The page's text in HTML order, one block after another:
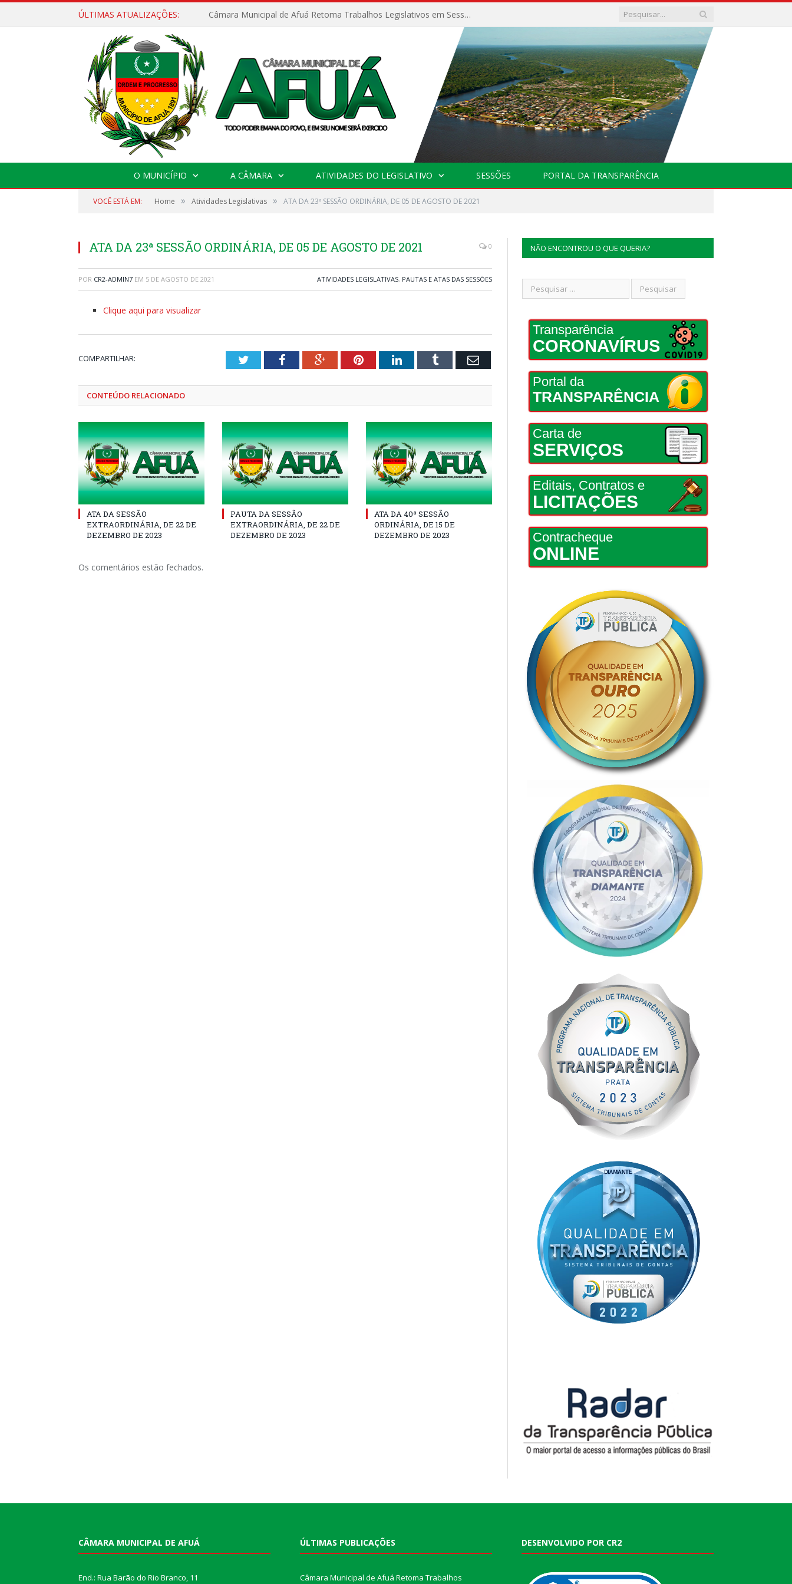
ÚLTIMAS ATUALIZAÇÕES: Câmara Municipal de Afuá Retoma Trabalhos Legislativos em Sessão Ordinária
O MUNICÍPIO A CÂMARA ATIVIDADES DO LEGISLATIVO SESSÕES PORTAL DA TRANSPARÊNCIA
VOCÊ ESTÁ EM: Home » Atividades Legislativas » ATA DA 23ª SESSÃO ORDINÁRIA, DE 05 DE AGOSTO DE 2021
ATA DA 23ª SESSÃO ORDINÁRIA, DE 05 DE AGOSTO DE 2021 0
POR CR2-ADMIN7 EM 5 DE AGOSTO DE 2021 ATIVIDADES LEGISLATIVAS, PAUTAS E ATAS DAS SESSÕES
Clique aqui para visualizar
COMPARTILHAR: TwitterFacebookGoogle+PinterestLinkedInTumblr Email
CONTEÚDO RELACIONADO
ATA DA SESSÃO
EXTRAORDINÁRIA, DE 22 DE
DEZEMBRO DE 2023
PAUTA DA SESSÃO
EXTRAORDINÁRIA, DE 22 DE
DEZEMBRO DE 2023
ATA DA 40ª SESSÃO
ORDINÁRIA, DE 15 DE
DEZEMBRO DE 2023
Os comentários estão fechados.
NÃO ENCONTROU O QUE QUERIA?
Transparência
CORONAVÍRUS
Portal da
TRANSPARÊNCIA
Carta de
SERVIÇOS
Editais, Contratos e
LICITAÇÕES
Contracheque
ONLINE
CÂMARA MUNICIPAL DE AFUÁ
End.: Rua Barão do Rio Branco, 11
ÚLTIMAS PUBLICAÇÕES
Câmara Municipal de Afuá Retoma Trabalhos
DESENVOLVIDO POR CR2